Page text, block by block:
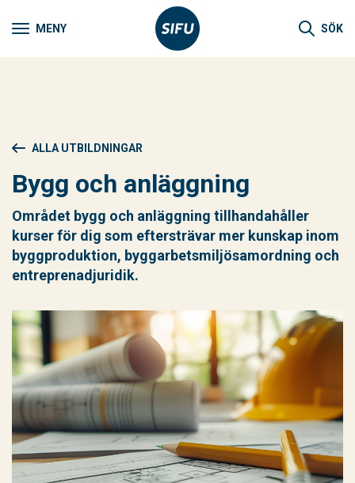
MENY SÖK
ALLA UTBILDNINGAR
Bygg och anläggning
Området bygg och anläggning tillhandahåller
kurser för dig som eftersträvar mer kunskap inom
byggproduktion, byggarbetsmiljösamordning och
entreprenadjuridik.